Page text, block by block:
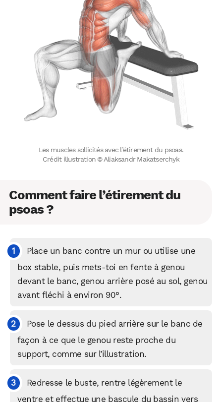
Les muscles sollicités avec l’étirement du psoas.
Crédit illustration © Aliaksandr Makatserchyk
Comment faire l’étirement du
psoas ?
Place un banc contre un mur ou utilise une
box stable, puis mets‑toi en fente à genou
devant le banc, genou arrière posé au sol, genou
avant fléchi à environ 90°.
Pose le dessus du pied arrière sur le banc de
façon à ce que le genou reste proche du
support, comme sur l’illustration.
Redresse le buste, rentre légèrement le
ventre et effectue une bascule du bassin vers